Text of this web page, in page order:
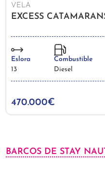
VELA
EXCESS
Eslora
13
Combustible
Diesel
470.000€
BARCOS DE STAY